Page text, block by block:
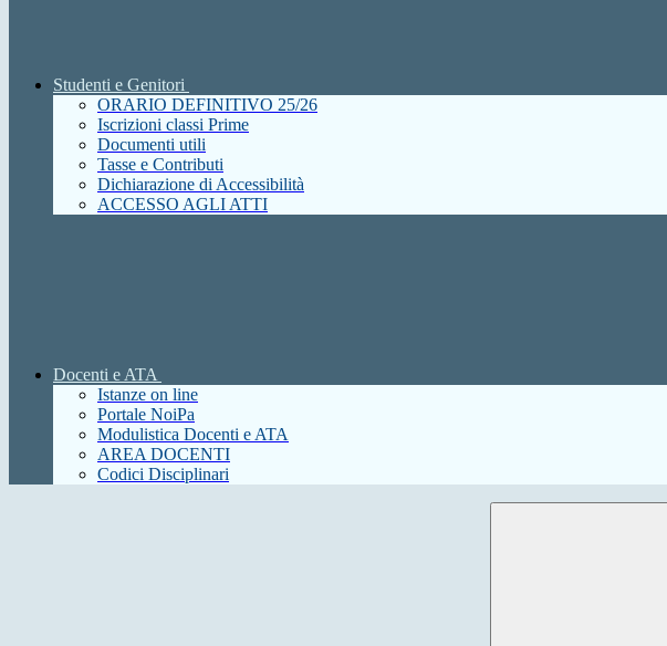
Studenti e Genitori
ORARIO DEFINITIVO 25/26
Iscrizioni classi Prime
Documenti utili
Tasse e Contributi
Dichiarazione di Accessibilità
ACCESSO AGLI ATTI
Docenti e ATA
Istanze on line
Portale NoiPa
Modulistica Docenti e ATA
AREA DOCENTI
Codici Disciplinari